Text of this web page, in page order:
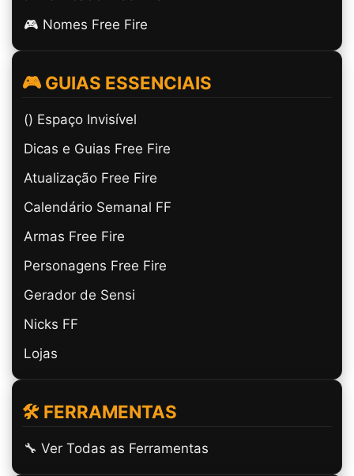
🎮 Nomes Free Fire
🎮 GUIAS ESSENCIAIS
(ㅤ) Espaço Invisível
Dicas e Guias Free Fire
Atualização Free Fire
Calendário Semanal FF
Armas Free Fire
Personagens Free Fire
Gerador de Sensi
Nicks FF
Lojas
🛠️ FERRAMENTAS
🔧 Ver Todas as Ferramentas